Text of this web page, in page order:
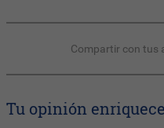
Compartir con tus
Tu opinión